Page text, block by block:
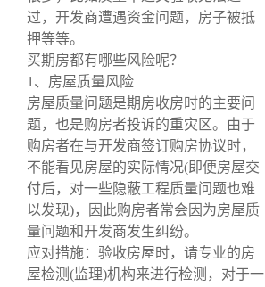
过，开发商遭遇资金问题，房子被抵
押等等。
买期房都有哪些风险呢？
1、房屋质量风险
房屋质量问题是期房收房时的主要问
题，也是购房者投诉的重灾区。由于
购房者在与开发商签订购房协议时，
不能看见房屋的实际情况(即便房屋交
付后，对一些隐蔽工程质量问题也难
以发现)，因此购房者常会因为房屋质
量问题和开发商发生纠纷。
应对措施：验收房屋时，请专业的房
屋检测(监理)机构来进行检测，对于一